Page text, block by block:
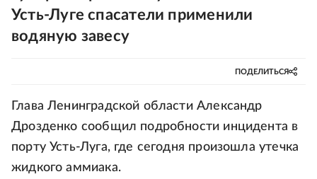
Усть-Луге спасатели применили
водяную завесу
ПОДЕЛИТЬСЯ
Глава Ленинградской области Александр
Дрозденко сообщил подробности инцидента в
порту Усть-Луга, где сегодня произошла утечка
жидкого аммиака.